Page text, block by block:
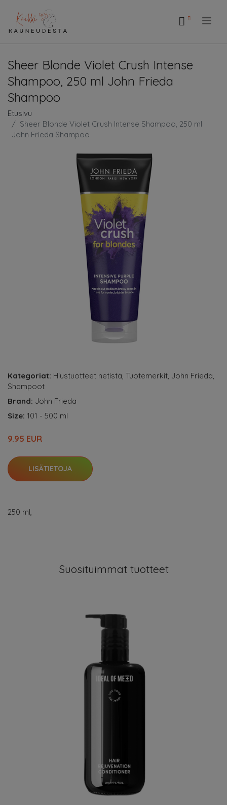
Sheer Blonde Violet Crush Intense
Shampoo, 250 ml John Frieda
Shampoo
Etusivu
Sheer Blonde Violet Crush Intense Shampoo, 250 ml
John Frieda Shampoo
Kategoriat: Hiustuotteet netistä, Tuotemerkit, John Frieda,
Shampoot
Brand: John Frieda
Size: 101 - 500 ml
9.95 EUR
LISÄTIETOJA
250 ml,
Suosituimmat tuotteet